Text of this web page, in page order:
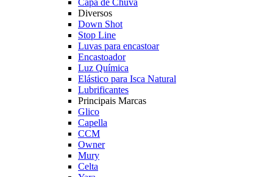
Capa de Chuva
Diversos
Down Shot
Stop Line
Luvas para encastoar
Encastoador
Luz Química
Elástico para Isca Natural
Lubrificantes
Principais Marcas
Glico
Capella
CCM
Owner
Mury
Celta